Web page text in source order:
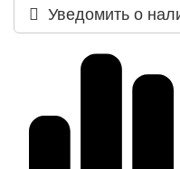
Уведомить о